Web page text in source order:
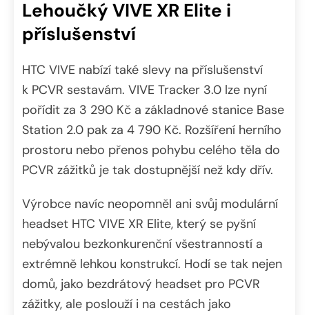
Lehoučký VIVE XR Elite i
příslušenství
HTC VIVE nabízí také slevy na příslušenství
k PCVR sestavám. VIVE Tracker 3.0 lze nyní
pořídit za 3 290 Kč a základnové stanice Base
Station 2.0 pak za 4 790 Kč. Rozšíření herního
prostoru nebo přenos pohybu celého těla do
PCVR zážitků je tak dostupnější než kdy dřív.
Výrobce navíc neopomněl ani svůj modulární
headset HTC VIVE XR Elite, který se pyšní
nebývalou bezkonkurenční všestranností a
extrémně lehkou konstrukcí. Hodí se tak nejen
domů, jako bezdrátový headset pro PCVR
zážitky, ale poslouží i na cestách jako